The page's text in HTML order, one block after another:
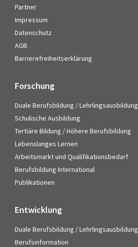
Partner
Impressum
Datenschutz
AGB
Barrierefreiheitserklärung
Forschung
Duale Berufsbildung / Lehrlingsausbildung
Schulische Ausbildung
Tertiäre Bildung / Höhere Berufsbildung
Lebenslanges Lernen
Arbeitsmarkt und Qualifikationsbedarf
Berufsbildung International
Publikationen
Entwicklung
Duale Berufsbildung / Lehrlingsausbildung
Berufsinformation